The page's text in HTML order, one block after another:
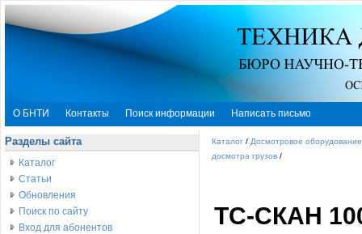
О БНТИ Контакты Поиск информации Написать письмо
Разделы сайта
Каталог
Статьи
Обновления
Поиск по сайту
Вход для абонентов
Каталог / Досмотровое оборудование
досмотра грузов /
ТС-СКАН